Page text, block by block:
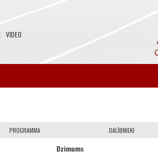
VIDEO
PROGRAMMA DALĪBNIEKI
Dzimums